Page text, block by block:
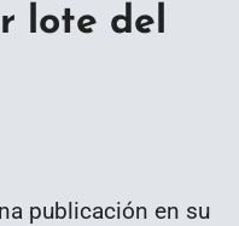
lote del
publicación en su